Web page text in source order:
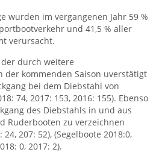
wurden im vergangenen Jahr 59 %
und 41,5 % aller
verursacht.
durch weitere
der kommenden Saison uverstätigt
bei dem Diebstahl von
74, 2017: 153, 2016: 155). Ebenso
des Diebstahls in und aus
Ruderbooten zu verzeichnen
207: 52), (Segelboote 2018:0,
0, 2017: 2).